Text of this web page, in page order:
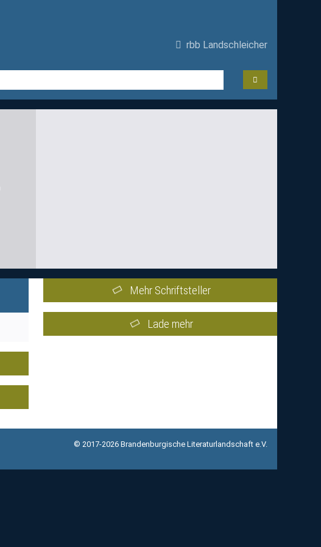
rbb Landschleicher
Mehr Schriftsteller
Lade mehr
© 2017-2026 Brandenburgische Literaturlandschaft e.V.